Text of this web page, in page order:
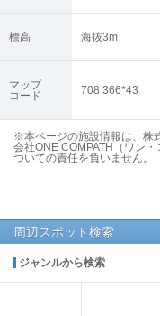
標高 海抜3m
マップ
コード
708 366*43
※本ページの施設情報は、株
会社ONE COMPATH（ワン
ついての責任を負いません。
周辺スポット検索
ジャンルから検索